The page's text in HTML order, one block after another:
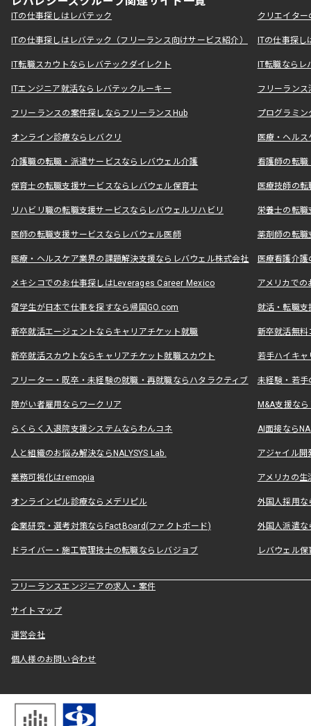
ITの仕事探しはレバテック クリエイタ
ITの仕事探しはレバテック（フリーランス向けサービス紹介） ITの仕事探
IT転職スカウトならレバテックダイレクト IT転職なら
ITエンジニア就活ならレバテックルーキー フリーラン
フリーランスの案件探しならフリーランスHub プログラミ
オンライン診療ならレバクリ 医療・ヘル
介護職の転職・派遣サービスならレバウェル介護 看護師の転
保育士の転職支援サービスならレバウェル保育士 医療技師の
リハビリ職の転職支援サービスならレバウェルリハビリ 栄養士の転
医師の転職支援サービスならレバウェル医師 薬剤師の転
医療・ヘルスケア業界の課題解決支援ならレバウェル株式会社 医療看護介
メキシコでのお仕事探しはLeverages Career Mexico アメリカで
留学生が日本で仕事を探すなら帰国GO.com 就活・転職
新卒就活エージェントならキャリアチケット就職 新卒就活無料
新卒就活スカウトならキャリアチケット就職スカウト 若手ハイキ
フリーター・既卒・未経験の就職・再就職ならハタラクティブ 未経験・若手
障がい者雇用ならワークリア M&A支援な
らくらく入退院支援システムならわんコネ AI面接なら
人と組織のお悩み解決ならNALYSYS Lab. アジャイル
業務可視化はremopia アメリカの
オンラインピル診療ならメデリピル 外国人採用
企業研究・選考対策ならFactBoard(ファクトボード) 外国人派遣な
ドライバー・施工管理技士の転職ならレバジョブ レバウェル
フリーランスエンジニアの求人・案件
サイトマップ
運営会社
個人様のお問い合わせ